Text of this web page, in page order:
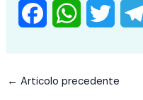
W
← Articolo precedente